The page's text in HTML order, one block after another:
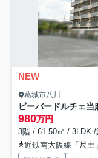
NEW
葛城市八川
ビーバードルチェ当
980万円
3階 / 61.50㎡ / 3LDK /
近鉄南大阪線「尺土